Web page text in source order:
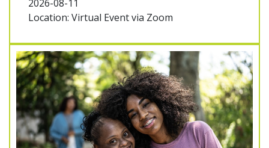
2026-08-11
Location: Virtual Event via Zoom